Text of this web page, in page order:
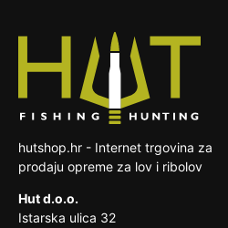
hutshop.hr - Internet trgovina za
prodaju opreme za lov i ribolov
Hut d.o.o.
Istarska ulica 32